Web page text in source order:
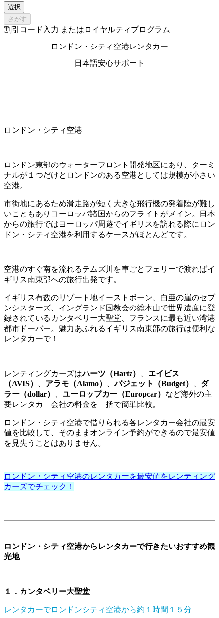
選択
さがす
割引コード入力 またはロイヤルティプログラム
ロンドン・シティ空港レンタカー
日本語安心サポート
ロンドン・シティ空港
ロンドン東部のウォーターフロント開発地区にあり、ターミ
ナルが１つだけとロンドンのある空港としては規模が小さい
空港。
市街地にあるため滑走路が短く大きな飛行機の発着陸が難し
いこともありヨーロッパ諸国からのフライトがメイン。日本
からの旅行ではヨーロッパ周遊でイギリスを訪れる際にロン
ドン・シティ空港を利用するケースがほとんどです。
空港のすぐ南を流れるテムズ川を車ごとフェリーで渡ればイ
ギリス南東部への旅行出発です。
イギリス有数のリゾート地イーストボーン、白亜の崖のセブ
ンシスターズ、イングランド国教会の総本山で世界遺産に登
録されているカンタベリー大聖堂、フランスに最も近い湾港
都市ドーバー。魅力あふれるイギリス南東部の旅行は便利な
レンタカーで！
レンティングカーズはハーツ（Hartz）
エイビス
（AVIS）
アラモ（Alamo） 、バジェット（Budget）
ダ
ラー（dollar） ユーロップカー（Europcar） など海外の主
要レンタカー会社の料金を一括で簡単比較。
ロンドン・シティ空港で借りられる各レンタカー会社の最安
値を比較して、そのままオンライン予約ができるので最安値
を見失うことはありません。
ロンドン・シティ空港のレンタカーを最安値をレンティング
カーズでチェック！
ロンドン・シティ空港からレンタカーで行きたいおすすめ観
光地
１．カンタベリー大聖堂
レンタカーでロンドンシティ空港から約１時間１５分